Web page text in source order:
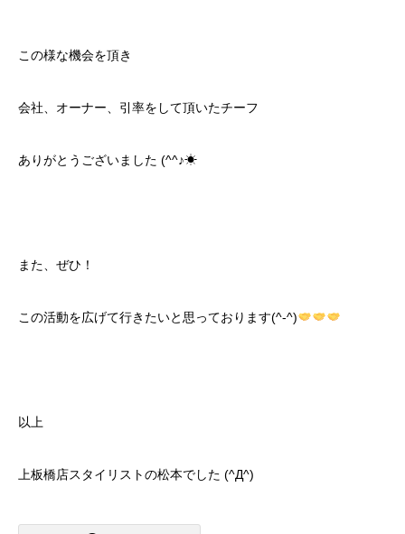
この様な機会を頂き
会社、オーナー、引率をして頂いたチーフ
ありがとうございました (^^♪☀
また、ぜひ！
この活動を広げて行きたいと思っております(^-^)
以上
上板橋店スタイリストの松本でした (^Д^)